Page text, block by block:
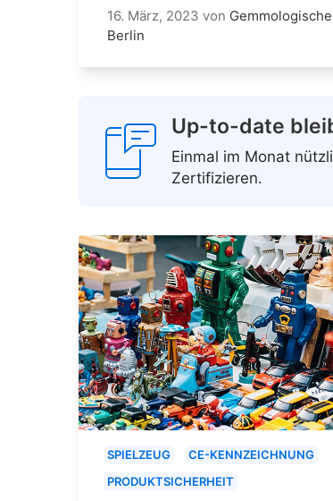
16. März, 2023 von
Berlin
Up-to-date
Einmal im Monat
Zertifizieren.
SPIELZEUG
CE-KENNZEICHNUNG
PRODUKTSICHERHEIT